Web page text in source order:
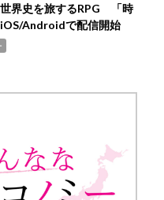
界史を旅するRPG 「時
Androidで配信開始